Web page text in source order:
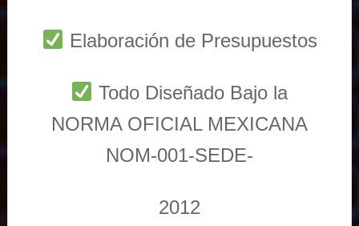
Elaboración de Presupuestos
Todo Diseñado Bajo la
NORMA OFICIAL MEXICANA
NOM-001-SEDE-
2012